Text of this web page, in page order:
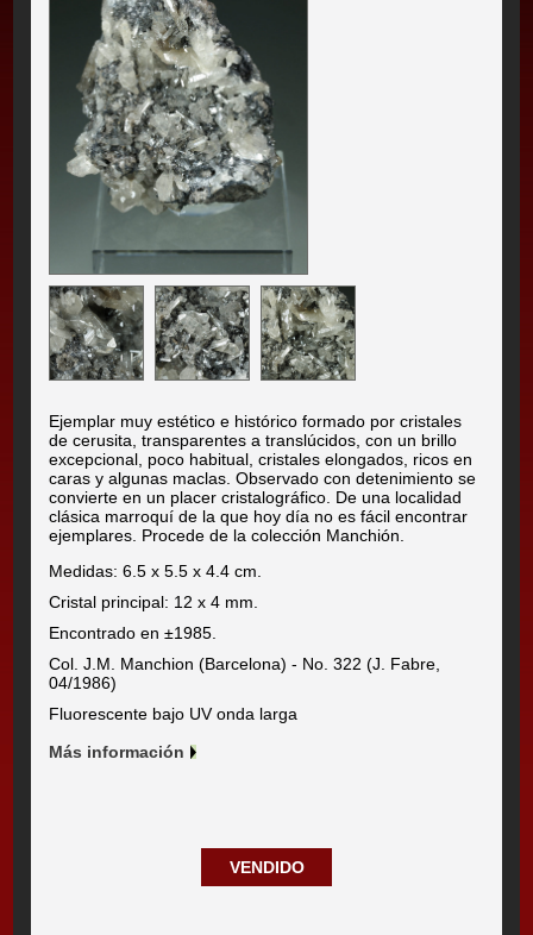
Ejemplar muy estético e histórico formado por cristales
de cerusita, transparentes a translúcidos, con un brillo
excepcional, poco habitual, cristales elongados, ricos en
caras y algunas maclas. Observado con detenimiento se
convierte en un placer cristalográfico. De una localidad
clásica marroquí de la que hoy día no es fácil encontrar
ejemplares. Procede de la colección Manchión.
Medidas: 6.5 x 5.5 x 4.4 cm.
Cristal principal: 12 x 4 mm.
Encontrado en ±1985.
Col. J.M. Manchion (Barcelona) - No. 322 (J. Fabre,
04/1986)
Fluorescente bajo UV onda larga
Más información
VENDIDO